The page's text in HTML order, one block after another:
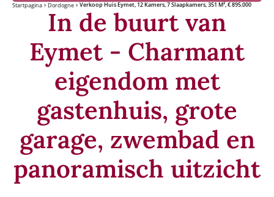
Startpagina Dordogne Verkoop Huis Eymet, 12 Kamers, 7 Slaapkamers, 351 M², € 895.000
In de buurt van
Eymet - Charmant
eigendom met
gastenhuis, grote
garage, zwembad en
panoramisch uitzicht